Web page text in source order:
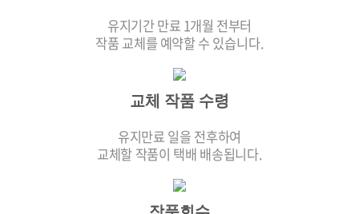
유지기간 만료 1개월 전부터
작품 교체를 예약할 수 있습니다.
교체 작품 수령
유지만료 일을 전후하여
교체할 작품이 택배 배송됩니다.